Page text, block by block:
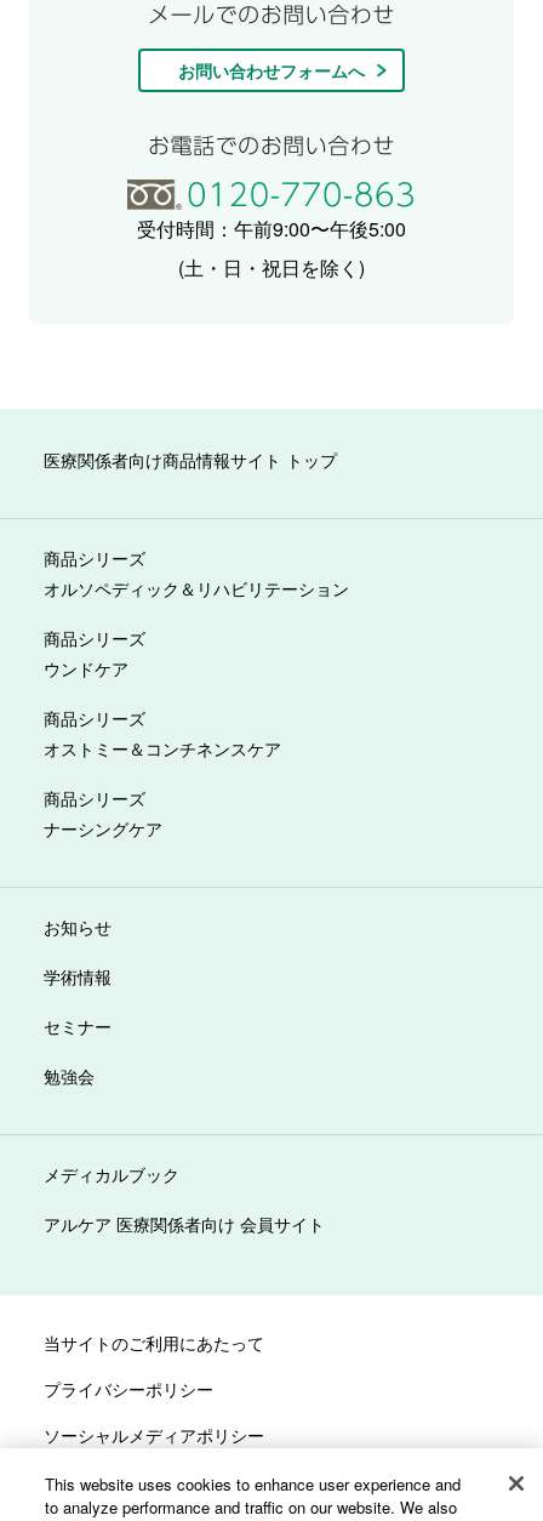
お問い合わせフォームへ
受付時間：午前9:00〜午後5:00
(土・日・祝日を除く)
医療関係者向け商品情報サイト トップ
商品シリーズ
オルソペディック＆リハビリテーション
商品シリーズ
ウンドケア
商品シリーズ
オストミー＆コンチネンスケア
商品シリーズ
ナーシングケア
お知らせ
学術情報
セミナー
勉強会
メディカルブック
アルケア 医療関係者向け 会員サイト
当サイトのご利用にあたって
プライバシーポリシー
ソーシャルメディアポリシー
サイトマップ
This website uses cookies to enhance user experience and
to analyze performance and traffic on our website. We also